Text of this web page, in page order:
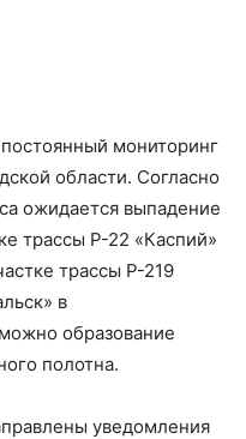
мониторинг
области. Согласно
ожидается выпадение
трассы Р-22 «Каспий»
трассы Р-219
в
образование
полотна.
уведомления